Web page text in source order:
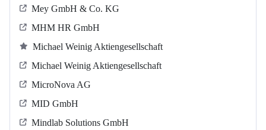
Mey GmbH & Co. KG
MHM HR GmbH
Michael Weinig Aktiengesellschaft
Michael Weinig Aktiengesellschaft
MicroNova AG
MID GmbH
Mindlab Solutions GmbH